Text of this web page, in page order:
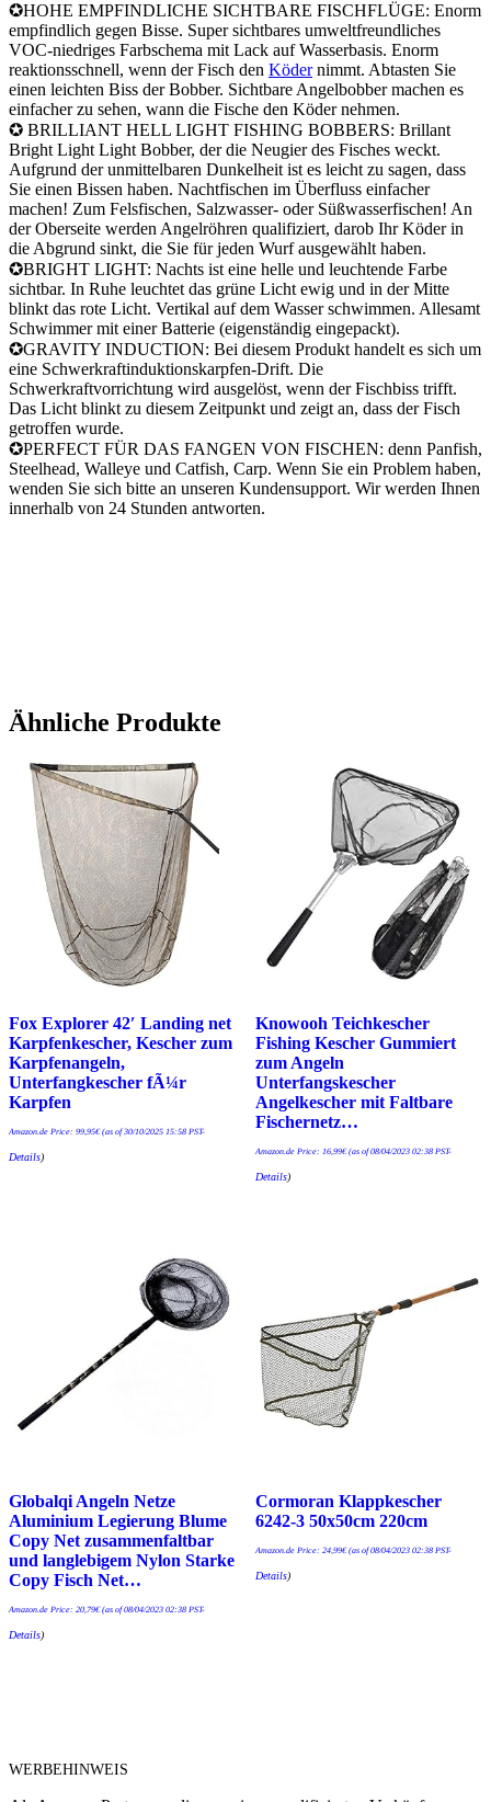
✪HOHE EMPFINDLICHE SICHTBARE FISCHFLÜGE: Enorm
empfindlich gegen Bisse. Super sichtbares umweltfreundliches
VOC-niedriges Farbschema mit Lack auf Wasserbasis. Enorm
reaktionsschnell, wenn der Fisch den Ködernimmt. Abtasten Sie
einen leichten Biss der Bobber. Sichtbare Angelbobber machen es
einfacher zu sehen, wann die Fische den Köder nehmen.
✪ BRILLIANT HELL LIGHT FISHING BOBBERS: Brillant
Bright Light Light Bobber, der die Neugier des Fisches weckt.
Aufgrund der unmittelbaren Dunkelheit ist es leicht zu sagen, dass
Sie einen Bissen haben. Nachtfischen im Überfluss einfacher
machen! Zum Felsfischen, Salzwasser- oder Süßwasserfischen! An
der Oberseite werden Angelröhren qualifiziert, darob Ihr Köder in
die Abgrund sinkt, die Sie für jeden Wurf ausgewählt haben.
✪BRIGHT LIGHT: Nachts ist eine helle und leuchtende Farbe
sichtbar. In Ruhe leuchtet das grüne Licht ewig und in der Mitte
blinkt das rote Licht. Vertikal auf dem Wasser schwimmen. Allesamt
Schwimmer mit einer Batterie (eigenständig eingepackt).
✪GRAVITY INDUCTION: Bei diesem Produkt handelt es sich um
eine Schwerkraftinduktionskarpfen-Drift. Die
Schwerkraftvorrichtung wird ausgelöst, wenn der Fischbiss trifft.
Das Licht blinkt zu diesem Zeitpunkt und zeigt an, dass der Fisch
getroffen wurde.
✪PERFECT FÜR DAS FANGEN VON FISCHEN: denn Panfish,
Steelhead, Walleye und Catfish, Carp. Wenn Sie ein Problem haben,
wenden Sie sich bitte an unseren Kundensupport. Wir werden Ihnen
innerhalb von 24 Stunden antworten.
Ähnliche Produkte
Fox Explorer 42′ Landing net
Karpfenkescher, Kescher zum
Karpfenangeln,
Unterfangkescher fÃ¼r
Karpfen
Amazon.de Price: 99,95€(as of 30/10/2025 15:58 PST-
Details)
Knowooh Teichkescher
Fishing Kescher Gummiert
zum Angeln
Unterfangskescher
Angelkescher mit Faltbare
Fischernetz…
Amazon.de Price: 16,99€(as of 08/04/2023 02:38 PST-
Details)
Globalqi Angeln Netze
Aluminium Legierung Blume
Copy Net zusammenfaltbar
und langlebigem Nylon Starke
Copy Fisch Net…
Amazon.de Price: 20,79€(as of 08/04/2023 02:38 PST-
Details)
Cormoran Klappkescher
6242-3 50x50cm 220cm
Amazon.de Price: 24,99€(as of 08/04/2023 02:38 PST-
Details)
WERBEHINWEIS